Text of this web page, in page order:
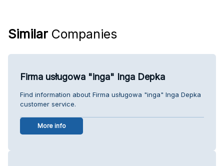
Similar Companies
Firma usługowa "inga" Inga Depka
Find information about Firma usługowa "inga" Inga Depka
customer service.
More info